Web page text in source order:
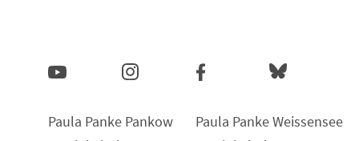
Paula Panke Pankow
Paula Panke Weissensee